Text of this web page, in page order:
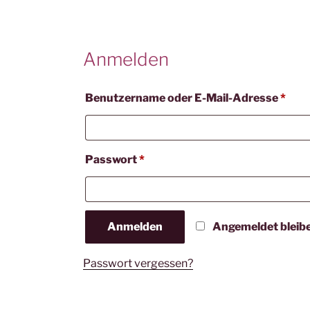
Anmelden
Benutzername oder E-Mail-Adresse*
Passwort*Erforderlich
Angemeldet
Anmelden
Passwort vergessen?